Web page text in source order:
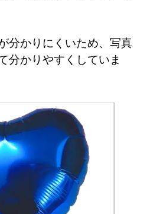
分かりにくいため、写真
分かりやすくしていま